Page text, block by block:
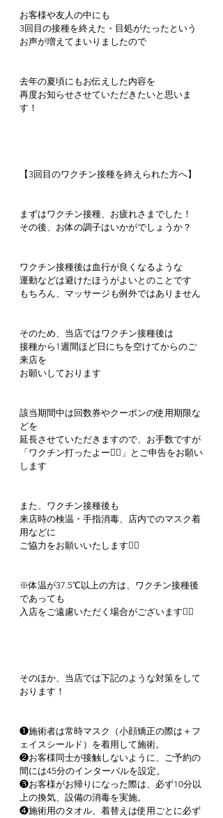
お客様や友人の中にも
3回目の接種を終えた・目処がたったという
お声が増えてまいりましたので
去年の夏頃にもお伝えした内容を
再度お知らせさせていただきたいと思いま
す！
【3回目のワクチン接種を終えられた方へ】
まずはワクチン接種、お疲れさまでした！
その後、お体の調子はいかがでしょうか？
ワクチン接種後は血行が良くなるような
運動などは避けたほうがよいとのことです
もちろん、マッサージも例外ではありません
そのため、当店ではワクチン接種後は
接種から1週間ほど日にちを空けてからのご
来店を
お願いしております
該当期間中は回数券やクーポンの使用期限な
どを
延長させていただきますので、お手数ですが
「ワクチン打ったよー🙋‍♀️」とご申告をお願い
します
また、ワクチン接種後も
来店時の検温・手指消毒、店内でのマスク着
用などに
ご協力をお願いいたします🙇‍♀️
※体温が37.5℃以上の方は、ワクチン接種後
であっても
入店をご遠慮いただく場合がございます🙇‍♀️
そのほか、当店では下記のような対策をして
おります！
❶施術者は常時マスク（小顔矯正の際は＋フ
ェイスシールド）を着用して施術。
❷お客様同士が接触しないように、ご予約の
間には45分のインターバルを設定。
❸お客様がお帰りになった際は、必ず10分以
上の換気、設備の消毒を実施。
❹施術用のタオル、着替えは使用ごとに必ず